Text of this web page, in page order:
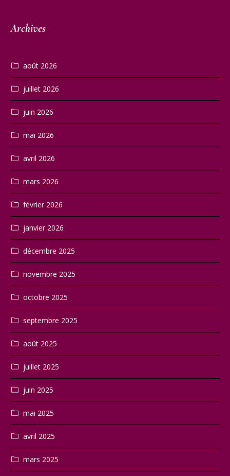
Archives
août 2026
juillet 2026
juin 2026
mai 2026
avril 2026
mars 2026
février 2026
janvier 2026
décembre 2025
novembre 2025
octobre 2025
septembre 2025
août 2025
juillet 2025
juin 2025
mai 2025
avril 2025
mars 2025